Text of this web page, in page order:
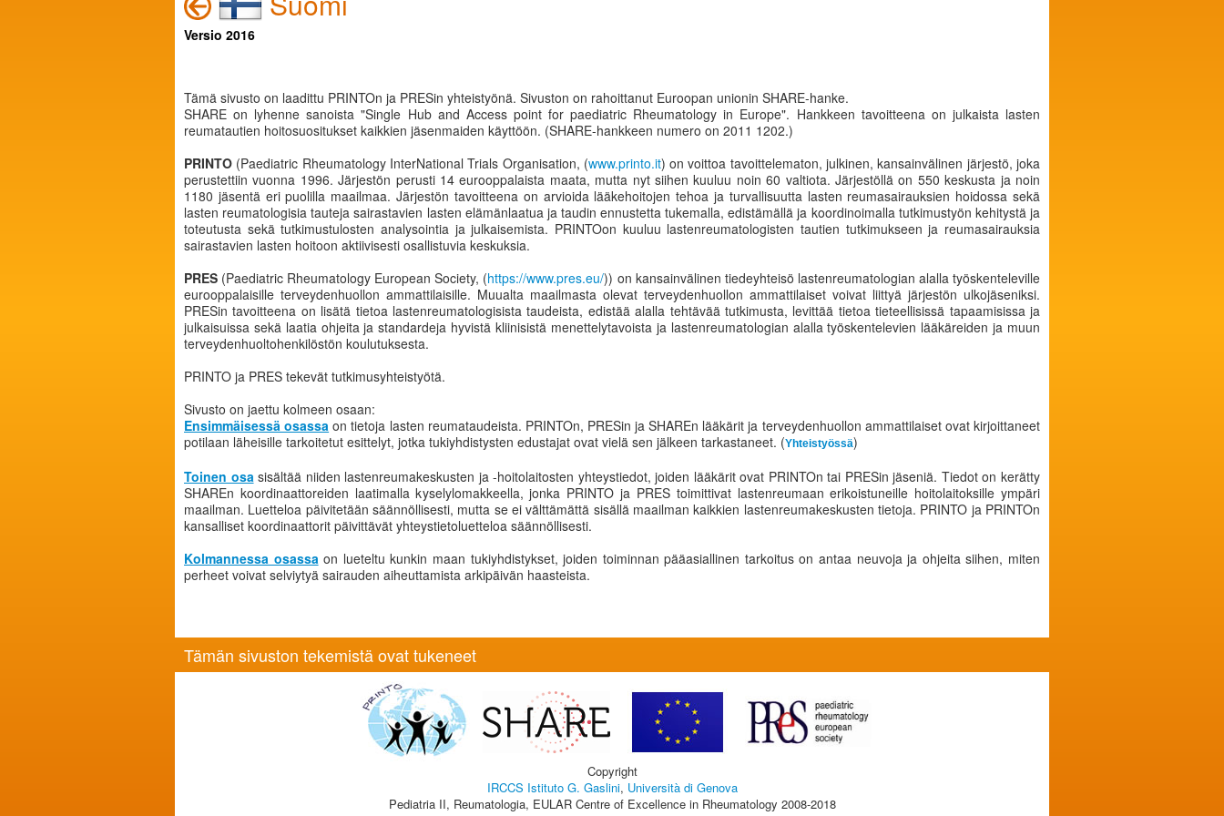
Versio 2016
Tämä sivusto on laadittu PRINTOn ja PRESin yhteistyönä. Sivuston on rahoittanut Euroopan unionin SHARE-hanke.
SHARE on lyhenne sanoista "Single Hub and Access point for paediatric Rheumatology in Europe". Hankkeen tavoitteena on julkaista lasten
reumatautien hoitosuositukset kaikkien jäsenmaiden käyttöön. (SHARE-hankkeen numero on 2011 1202.)
PRINTO (Paediatric Rheumatology InterNational Trials Organisation, (www.printo.it) on voittoa tavoittelematon, julkinen, kansainvälinen järjestö, joka
perustettiin vuonna 1996. Järjestön perusti 14 eurooppalaista maata, mutta nyt siihen kuuluu noin 60 valtiota. Järjestöllä on 550 keskusta ja noin
1180 jäsentä eri puolilla maailmaa. Järjestön tavoitteena on arvioida lääkehoitojen tehoa ja turvallisuutta lasten reumasairauksien hoidossa sekä
lasten reumatologisia tauteja sairastavien lasten elämänlaatua ja taudin ennustetta tukemalla, edistämällä ja koordinoimalla tutkimustyön kehitystä ja
toteutusta sekä tutkimustulosten analysointia ja julkaisemista. PRINTOon kuuluu lastenreumatologisten tautien tutkimukseen ja reumasairauksia
sairastavien lasten hoitoon aktiivisesti osallistuvia keskuksia.
PRES (Paediatric Rheumatology European Society, (https://www.pres.eu/)) on kansainvälinen tiedeyhteisö lastenreumatologian alalla työskenteleville
eurooppalaisille terveydenhuollon ammattilaisille. Muualta maailmasta olevat terveydenhuollon ammattilaiset voivat liittyä järjestön ulkojäseniksi.
PRESin tavoitteena on lisätä tietoa lastenreumatologisista taudeista, edistää alalla tehtävää tutkimusta, levittää tietoa tieteellisissä tapaamisissa ja
julkaisuissa sekä laatia ohjeita ja standardeja hyvistä kliinisistä menettelytavoista ja lastenreumatologian alalla työskentelevien lääkäreiden ja muun
terveydenhuoltohenkilöstön koulutuksesta.
PRINTO ja PRES tekevät tutkimusyhteistyötä.
Sivusto on jaettu kolmeen osaan:
Ensimmäisessä osassa on tietoja lasten reumataudeista. PRINTOn, PRESin ja SHAREn lääkärit ja terveydenhuollon ammattilaiset ovat kirjoittaneet
potilaan läheisille tarkoitetut esittelyt, jotka tukiyhdistysten edustajat ovat vielä sen jälkeen tarkastaneet. (Yhteistyössä)
Toinen osasisältää niiden lastenreumakeskusten ja -hoitolaitosten yhteystiedot, joiden lääkärit ovat PRINTOn tai PRESin jäseniä. Tiedot on kerätty
SHAREn koordinaattoreiden laatimalla kyselylomakkeella, jonka PRINTO ja PRES toimittivat lastenreumaan erikoistuneille hoitolaitoksille ympäri
maailman. Luetteloa päivitetään säännöllisesti, mutta se ei välttämättä sisällä maailman kaikkien lastenreumakeskusten tietoja. PRINTO ja PRINTOn
kansalliset koordinaattorit päivittävät yhteystietoluetteloa säännöllisesti.
Kolmannessa osassaon lueteltu kunkin maan tukiyhdistykset, joiden toiminnan pääasiallinen tarkoitus on antaa neuvoja ja ohjeita siihen, miten
perheet voivat selviytyä sairauden aiheuttamista arkipäivän haasteista.
Tämän sivuston tekemistä ovat tukeneet
Copyright
IRCCS Istituto G. Gaslini, Università di Genova
Pediatria II, Reumatologia, EULAR Centre of Excellence in Rheumatology 2008-2018